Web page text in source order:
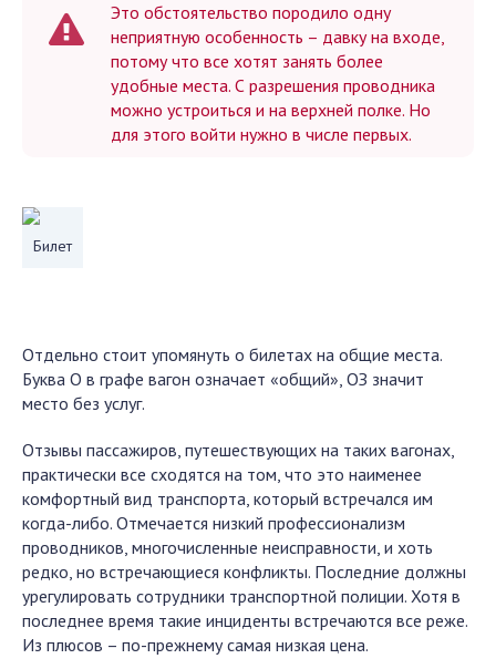
Это обстоятельство породило одну
неприятную особенность – давку на входе,
потому что все хотят занять более
удобные места. С разрешения проводника
можно устроиться и на верхней полке. Но
для этого войти нужно в числе первых.
Билет
Отдельно стоит упомянуть о билетах на общие места.
Буква О в графе вагон означает «общий», ОЗ значит
место без услуг.
Отзывы пассажиров, путешествующих на таких вагонах,
практически все сходятся на том, что это наименее
комфортный вид транспорта, который встречался им
когда-либо. Отмечается низкий профессионализм
проводников, многочисленные неисправности, и хоть
редко, но встречающиеся конфликты. Последние должны
урегулировать сотрудники транспортной полиции. Хотя в
последнее время такие инциденты встречаются все реже.
Из плюсов – по-прежнему самая низкая цена.